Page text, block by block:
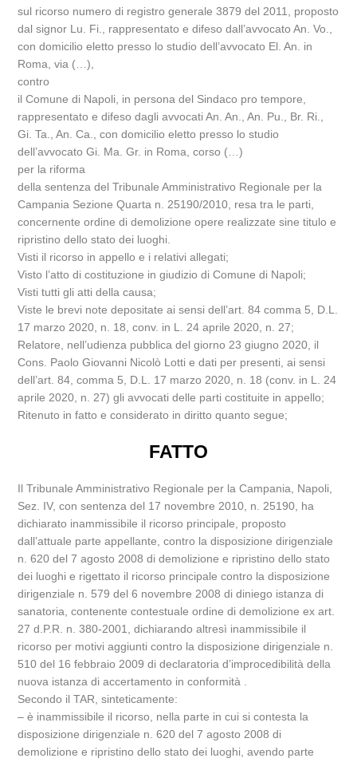
sul ricorso numero di registro generale 3879 del 2011, proposto
dal signor Lu. Fi., rappresentato e difeso dall’avvocato An. Vo.,
con domicilio eletto presso lo studio dell’avvocato El. An. in
Roma, via (…),
contro
il Comune di Napoli, in persona del Sindaco pro tempore,
rappresentato e difeso dagli avvocati An. An., An. Pu., Br. Ri.,
Gi. Ta., An. Ca., con domicilio eletto presso lo studio
dell’avvocato Gi. Ma. Gr. in Roma, corso (…)
per la riforma
della sentenza del Tribunale Amministrativo Regionale per la
Campania Sezione Quarta n. 25190/2010, resa tra le parti,
concernente ordine di demolizione opere realizzate sine titulo e
ripristino dello stato dei luoghi.
Visti il ricorso in appello e i relativi allegati;
Visto l’atto di costituzione in giudizio di Comune di Napoli;
Visti tutti gli atti della causa;
Viste le brevi note depositate ai sensi dell’art. 84 comma 5, D.L.
17 marzo 2020, n. 18, conv. in L. 24 aprile 2020, n. 27;
Relatore, nell’udienza pubblica del giorno 23 giugno 2020, il
Cons. Paolo Giovanni Nicolò Lotti e dati per presenti, ai sensi
dell’art. 84, comma 5, D.L. 17 marzo 2020, n. 18 (conv. in L. 24
aprile 2020, n. 27) gli avvocati delle parti costituite in appello;
Ritenuto in fatto e considerato in diritto quanto segue;
FATTO
Il Tribunale Amministrativo Regionale per la Campania, Napoli,
Sez. IV, con sentenza del 17 novembre 2010, n. 25190, ha
dichiarato inammissibile il ricorso principale, proposto
dall’attuale parte appellante, contro la disposizione dirigenziale
n. 620 del 7 agosto 2008 di demolizione e ripristino dello stato
dei luoghi e rigettato il ricorso principale contro la disposizione
dirigenziale n. 579 del 6 novembre 2008 di diniego istanza di
sanatoria, contenente contestuale ordine di demolizione ex art.
27 d.P.R. n. 380-2001, dichiarando altresì inammissibile il
ricorso per motivi aggiunti contro la disposizione dirigenziale n.
510 del 16 febbraio 2009 di declaratoria d’improcedibilità della
nuova istanza di accertamento in conformità .
Secondo il TAR, sinteticamente:
– è inammissibile il ricorso, nella parte in cui si contesta la
disposizione dirigenziale n. 620 del 7 agosto 2008 di
demolizione e ripristino dello stato dei luoghi, avendo parte